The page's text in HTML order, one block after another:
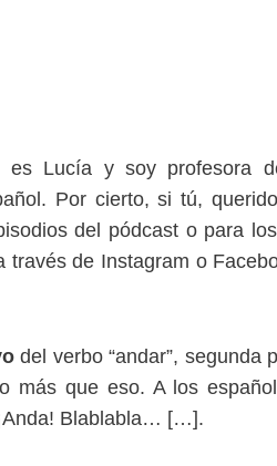
Lucía y soy profesora
Por cierto, si tú,
del pódcast o para
través de Instagram o
del verbo “andar”, segunda
más que eso. A los
Blablabla… […].